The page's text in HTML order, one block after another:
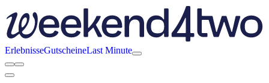
ErlebnisseGutscheineLast Minute